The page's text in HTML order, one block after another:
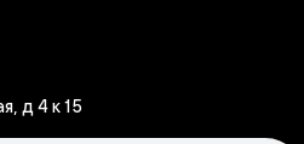
д 4 к 15